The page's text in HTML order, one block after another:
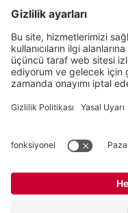
Holthoege 10-14
49632 Essen
Almanya